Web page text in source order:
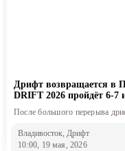
Дрифт возвращается в
DRIFT 2026 пройдёт 6-7
После большого перерыва
Владивосток, Дрифт
10:00, 19 мая, 2026